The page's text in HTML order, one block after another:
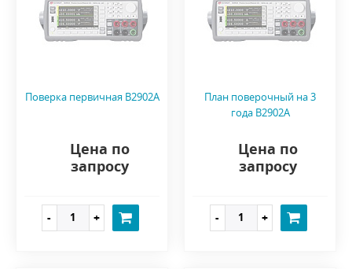
Поверка первичная B2902A
Цена по
запросу
План поверочный на 3
года B2902A
Цена по
запросу